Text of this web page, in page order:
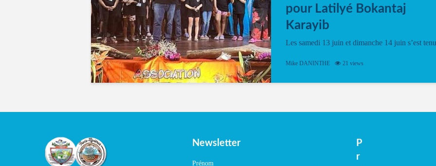
pour Latilyé Bokantaj
Karayib
Les samedi 13 juin et dimanche 14 juin s’est tenu
vibrant à Pierrot Narouman, organisé par
spectacle de fin d’année, présenté à la salle...
Mike DANINTHE 21 views
Newsletter
Prénom
P
r